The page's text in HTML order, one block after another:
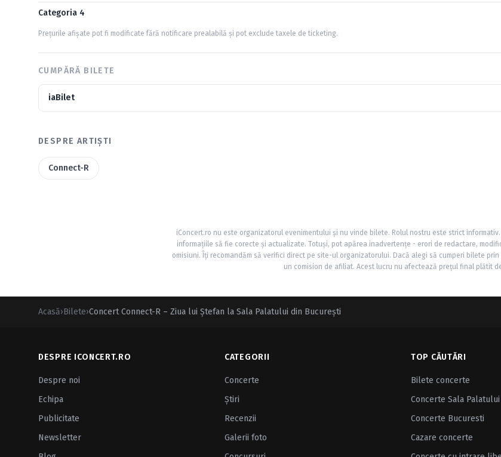
Categoria 4
Prețurile afișate pot fi modificate fără notificare prealabilă și pot exclude taxele de ticketing.
CUMPĂRĂ BILETE
iaBilet
DESPRE ARTIȘTI
Connect-R
iConcert.ro nu este organizatorul evenimentului și nu vinde bilete. Rolul nostru este strict
informațiile să fie corecte și actualizate. Totuși, pot apărea inadvertențe - erori de redactare,
omisiuni. Îți recomandăm să verifici direct pe site-ul organizatorului. Dacă alegi să cumperi bilete
un comision de afiliat. Acest lucru nu afectează prețul final plătit
Acasă›Bilete›Concert Connect-R – Ziua lui Ștefan la Sala Palatului din București
DESPRE ICONCERT.RO
Despre noi
Echipa
Publicitate
Newsletter
CATEGORII
Concerte
Ştiri
Recenzii
Galerii foto
TOP CĂUTĂRI
Bilete concerte
Concerte Sala Palatului
Concerte Bucuresti
Cazare concerte